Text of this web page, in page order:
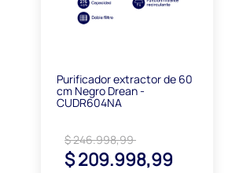
Purificador extractor de 60
cm Negro Drean -
CUDR604NA
$ 246.998,99
$ 209.998,99